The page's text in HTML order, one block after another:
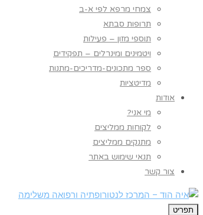
צמחי מרפא לפי א-ב
תרופות סבתא
תוספי מזון – פעילות
ויטמינים ומינרלים – תפקידים
ספר מתכונים-מדריכים-מתנות
מדיטציות
אודות
מי אני?
לקוחות ממליצים
מתנקים ממליצים
תנאי שימוש באתר
צור קשר
תפריט